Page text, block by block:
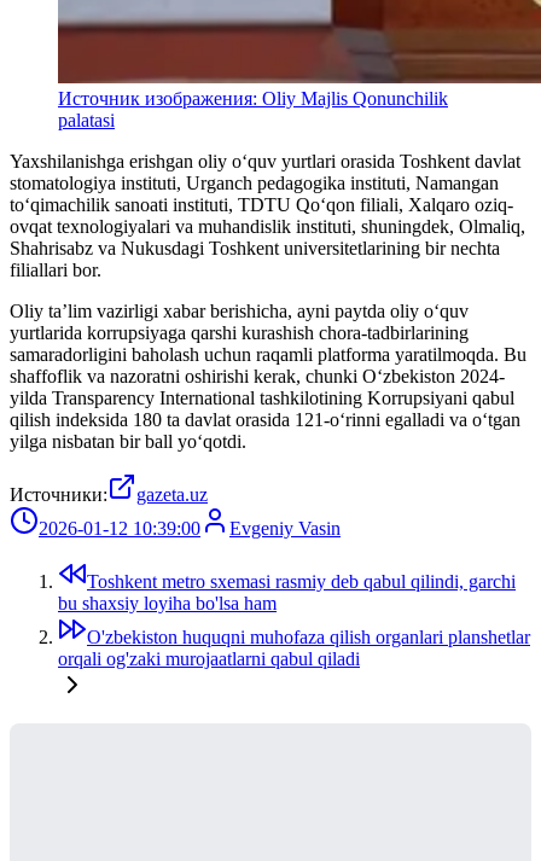
Источник изображения: Oliy Majlis Qonunchilik
palatasi
Yaxshilanishga erishgan oliy o‘quv yurtlari orasida Toshkent davlat
stomatologiya instituti, Urganch pedagogika instituti, Namangan
to‘qimachilik sanoati instituti, TDTU Qo‘qon filiali, Xalqaro oziq-
ovqat texnologiyalari va muhandislik instituti, shuningdek, Olmaliq,
Shahrisabz va Nukusdagi Toshkent universitetlarining bir nechta
filiallari bor.
Oliy ta’lim vazirligi xabar berishicha, ayni paytda oliy o‘quv
yurtlarida korrupsiyaga qarshi kurashish chora-tadbirlarining
samaradorligini baholash uchun raqamli platforma yaratilmoqda. Bu
shaffoflik va nazoratni oshirishi kerak, chunki O‘zbekiston 2024-
yilda Transparency International tashkilotining Korrupsiyani qabul
qilish indeksida 180 ta davlat orasida 121-o‘rinni egalladi va o‘tgan
yilga nisbatan bir ball yo‘qotdi.
Источники:
gazeta.uz
2026-01-12 10:39:00
Evgeniy Vasin
Toshkent metro sxemasi rasmiy deb qabul qilindi, garchi
bu shaxsiy loyiha bo'lsa ham
O'zbekiston huquqni muhofaza qilish organlari planshetlar
orqali og'zaki murojaatlarni qabul qiladi